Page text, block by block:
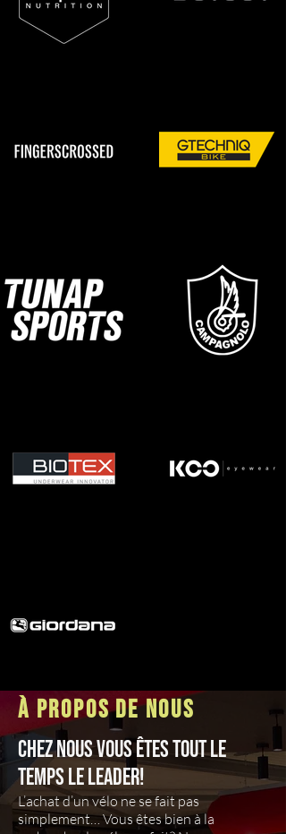
À PROPOS DE NOUS
Chez nous vous êtes tout le
temps le leader!
L’achat d’un vélo ne se fait pas
simplement… Vous êtes bien à la